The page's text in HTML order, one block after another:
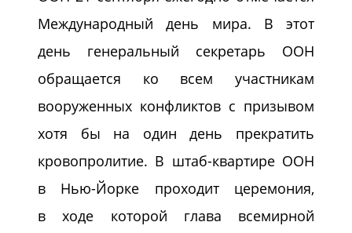
Международный день мира. В этот
день генеральный секретарь ООН
обращается ко всем участникам
вооруженных конфликтов с призывом
хотя бы на один день прекратить
кровопролитие. В штаб-квартире ООН
в Нью-Йорке проходит церемония,
в ходе которой глава всемирной